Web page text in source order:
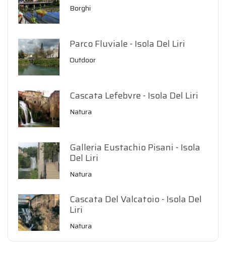
Borghi
Parco Fluviale - Isola Del Liri
Outdoor
Cascata Lefebvre - Isola Del Liri
Natura
Galleria Eustachio Pisani - Isola
Del Liri
Natura
Cascata Del Valcatoio - Isola Del
Liri
Natura